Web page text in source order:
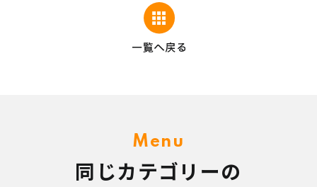
Menu
同じカテゴリーの